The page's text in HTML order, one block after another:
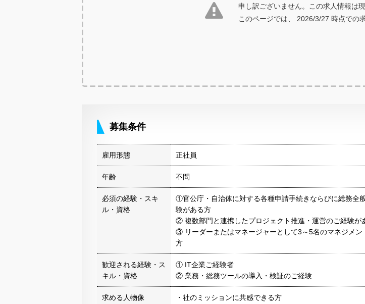
申し訳ございません。この求人情報は
このページでは、 2026/3/27 時点での
募集条件
雇用形態 正社員
年齢 不問
必須の経験・スキ
ル・資格
①官公庁・自治体に対する各種申請手続きならびに総務全
験がある方
② 複数部門と連携したプロジェクト推進・運営のご経験が
③ リーダーまたはマネージャーとして3～5名のマネジメン
方
歓迎される経験・ス
キル・資格
① IT企業ご経験者
② 業務・総務ツールの導入・検証のご経験
求める人物像
・社のミッションに共感できる方